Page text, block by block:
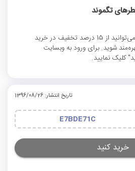
با وارد کردن کد تخفیف می‌توانید از 15 درصد تخفیف در خرید
شوید. برای ورود به وبسایت
کلیک نمایید.
تاریخ انتشار: 1396/08/26
E7BDE71C
خرید کنید